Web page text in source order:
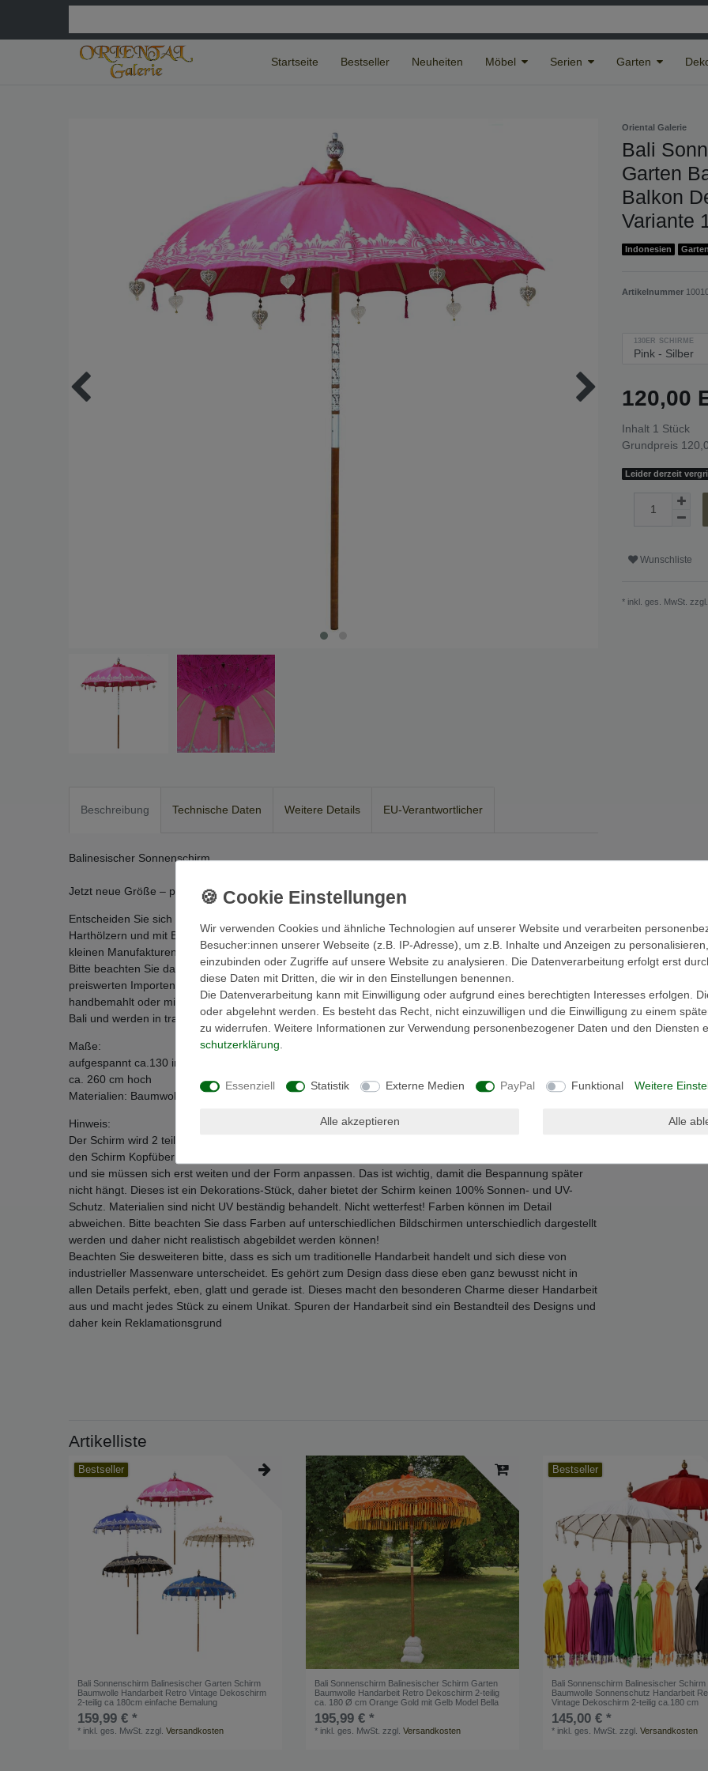
Startseite Bestseller Neuheiten Möbel Serien Garten
Oriental Galerie
Bali
Garten
Balkon
Variante
Indonesien Garten
Artikelnummer
130ER SCHIRME
120,00
Inhalt 1 Stück
Grundpreis
Leider derzeit
Wunschliste
* inkl. ges. MwSt. zzgl.
Beschreibung Technische Daten Weitere Details EU-Verantwortlicher
Balinesischer Sonnenschirm
Jetzt neue Größe – perfekt für den Balkon
Entscheiden Sie sich für traditionelle Handarbeit aus Bali. Hergestellt aus lokalen Materialien mit Bambus,
Harthölzern und mit Baumwoll-Stoffen bespannt und verziert. Unsere Schirme werden von uns bei einer
kleinen Manufakturen in Bali ausgewählt. Die Herstellung erfolgt noch in alt hergebrachter Handarbeit.
Bitte beachten Sie dass unsere Schirme mit landesüblichen Baumwoll-Stoffen und nicht wie bei
preiswerten Importen mit Polyester bespannt sind. Modelle mit Verzierungen und Muster sind
handbemahlt oder mit Schablonentechnik in Handarbeit bedruckt. Unsere Schirme stammen original aus
Bali und werden in traditioneller Handarbeit hergestellt. (Standfuß nicht enthalten!)
Maße:
aufgespannt ca.130 im Durchmesser
ca. 260 cm hoch
Materialien: Baumwoll-Textilien, Bambus Holz, Hartholz-Stiel, Metall
Hinweis:
Der Schirm wird 2 teilig versendet und muss zusammen gesteckt / geschraubt werden. Es empfiehlt sich
den Schirm Kopfüber zu spannen. Beim ersten Aufspannen sind die Materialien und Stoffe noch sehr eng
und sie müssen sich erst weiten und der Form anpassen. Das ist wichtig, damit die Bespannung später
nicht hängt. Dieses ist ein Dekorations-Stück, daher bietet der Schirm keinen 100% Sonnen- und UV-
Schutz. Materialien sind nicht UV beständig behandelt. Nicht wetterfest! Farben können im Detail
abweichen. Bitte beachten Sie dass Farben auf unterschiedlichen Bildschirmen unterschiedlich dargestellt
werden und daher nicht realistisch abgebildet werden können!
Beachten Sie desweiteren bitte, dass es sich um traditionelle Handarbeit handelt und sich diese von
industrieller Massenware unterscheidet. Es gehört zum Design dass diese eben ganz bewusst nicht in
allen Details perfekt, eben, glatt und gerade ist. Dieses macht den besonderen Charme dieser Handarbeit
aus und macht jedes Stück zu einem Unikat. Spuren der Handarbeit sind ein Bestandteil des Designs und
daher kein Reklamationsgrund
Artikelliste
Bestseller
Bali Sonnenschirm Balinesischer Garten Schirm
Baumwolle Handarbeit Retro Vintage Dekoschirm
2-teilig ca 180cm einfache Bemalung
159,99 € *
* inkl. ges. MwSt. zzgl.Versandkosten
Bali Sonnenschirm Balinesischer Schirm Garten
Baumwolle Handarbeit Retro Dekoschirm 2-teilig
ca. 180 Ø cm Orange Gold mit Gelb Model Bella
195,99 € *
* inkl. ges. MwSt. zzgl.Versandkosten
Bestseller
Bali Sonnenschirm Balinesischer
Baumwolle Sonnenschutz Handarbeit
Vintage Dekoschirm 2-teilig ca.180 cm
145,00 € *
* inkl. ges. MwSt. zzgl.Versandkosten
Wir verwenden Cookies und ähnliche Technologien auf unserer Website und verarbeiten
Besucher:innen unserer Webseite (z.B. IP-Adresse), um z.B. Inhalte und Anzeigen zu
einzubinden oder Zugriffe auf unsere Website zu analysieren. Die Datenverarbeitung erfolgt erst
diese Daten mit Dritten, die wir in den Einstellungen benennen.
Die Datenverarbeitung kann mit Einwilligung oder aufgrund eines berechtigten Interesses erfolgen.
oder abgelehnt werden. Es besteht das Recht, nicht einzuwilligen und die Einwilligung zu einem
zu widerrufen. Weitere Informationen zur Verwendung personenbezogener Daten und den Diensten
schutz­erklärung
Essenziell Statistik Externe Medien PayPal Funktional Weitere
Alle akzeptieren Alle